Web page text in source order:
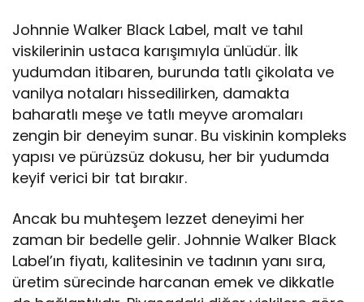
Johnnie Walker Black Label, malt ve tahıl
viskilerinin ustaca karışımıyla ünlüdür. İlk
yudumdan itibaren, burunda tatlı çikolata ve
vanilya notaları hissedilirken, damakta
baharatlı meşe ve tatlı meyve aromaları
zengin bir deneyim sunar. Bu viskinin kompleks
yapısı ve pürüzsüz dokusu, her bir yudumda
keyif verici bir tat bırakır.
Ancak bu muhteşem lezzet deneyimi her
zaman bir bedelle gelir. Johnnie Walker Black
Label’ın fiyatı, kalitesinin ve tadının yanı sıra,
üretim sürecinde harcanan emek ve dikkatle